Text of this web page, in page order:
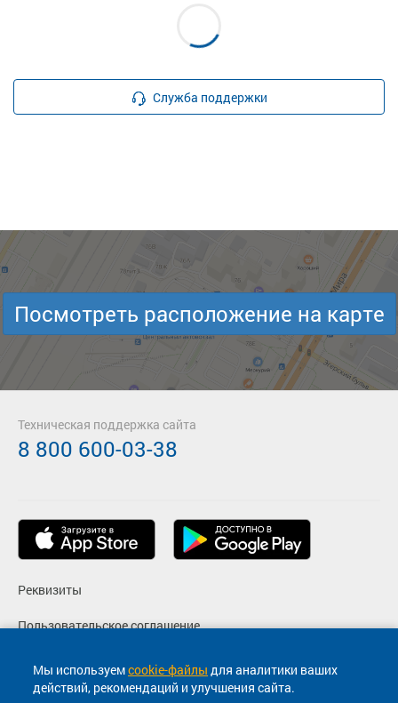
Служба поддержки
Мы используемcookie-файлы для аналитики ваших
действий, рекомендаций и улучшения сайта.
Посмотреть расположение на карте
Реквизиты
Пользовательское соглашение
Политика конфиденциальности
Согласие на маркетинговые сообщения
Техническая поддержка сайта
8 800 600-03-38